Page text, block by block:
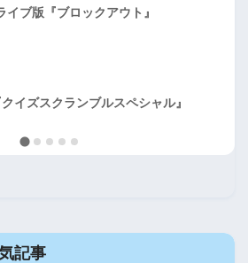
イブ版『ブロックアウト』
イズスクランブルスペシャル』
記事